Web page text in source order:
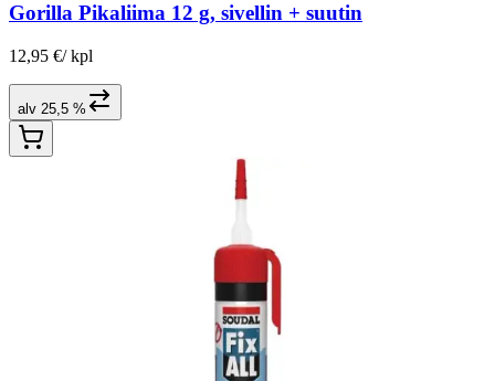
Gorilla Pikaliima 12 g, sivellin + suutin
12,95 €/ kpl
alv 25,5 %